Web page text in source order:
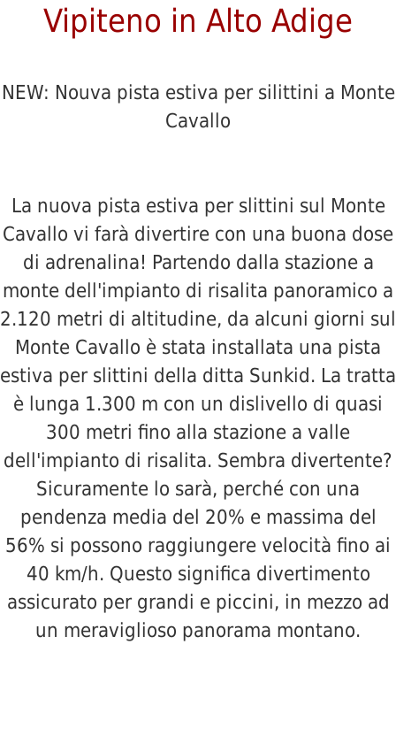
Vipiteno in Alto Adige
NEW: Nouva pista estiva per silittini a Monte
Cavallo
La nuova pista estiva per slittini sul Monte
Cavallo vi farà divertire con una buona dose
di adrenalina! Partendo dalla stazione a
monte dell'impianto di risalita panoramico a
2.120 metri di altitudine, da alcuni giorni sul
Monte Cavallo è stata installata una pista
estiva per slittini della ditta Sunkid. La tratta
è lunga 1.300 m con un dislivello di quasi
300 metri fino alla stazione a valle
dell'impianto di risalita. Sembra divertente?
Sicuramente lo sarà, perché con una
pendenza media del 20% e massima del
56% si possono raggiungere velocità fino ai
40 km/h. Questo significa divertimento
assicurato per grandi e piccini, in mezzo ad
un meraviglioso panorama montano.